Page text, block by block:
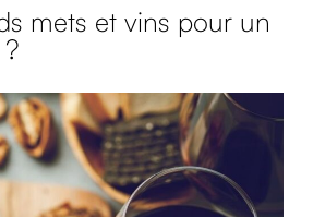
mets et vins pour un